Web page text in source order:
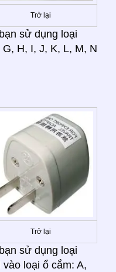
Trở lại
sử dụng loại
H, I, J, K, L, M, N
Trở lại
sử dụng loại
loại ổ cắm: A,